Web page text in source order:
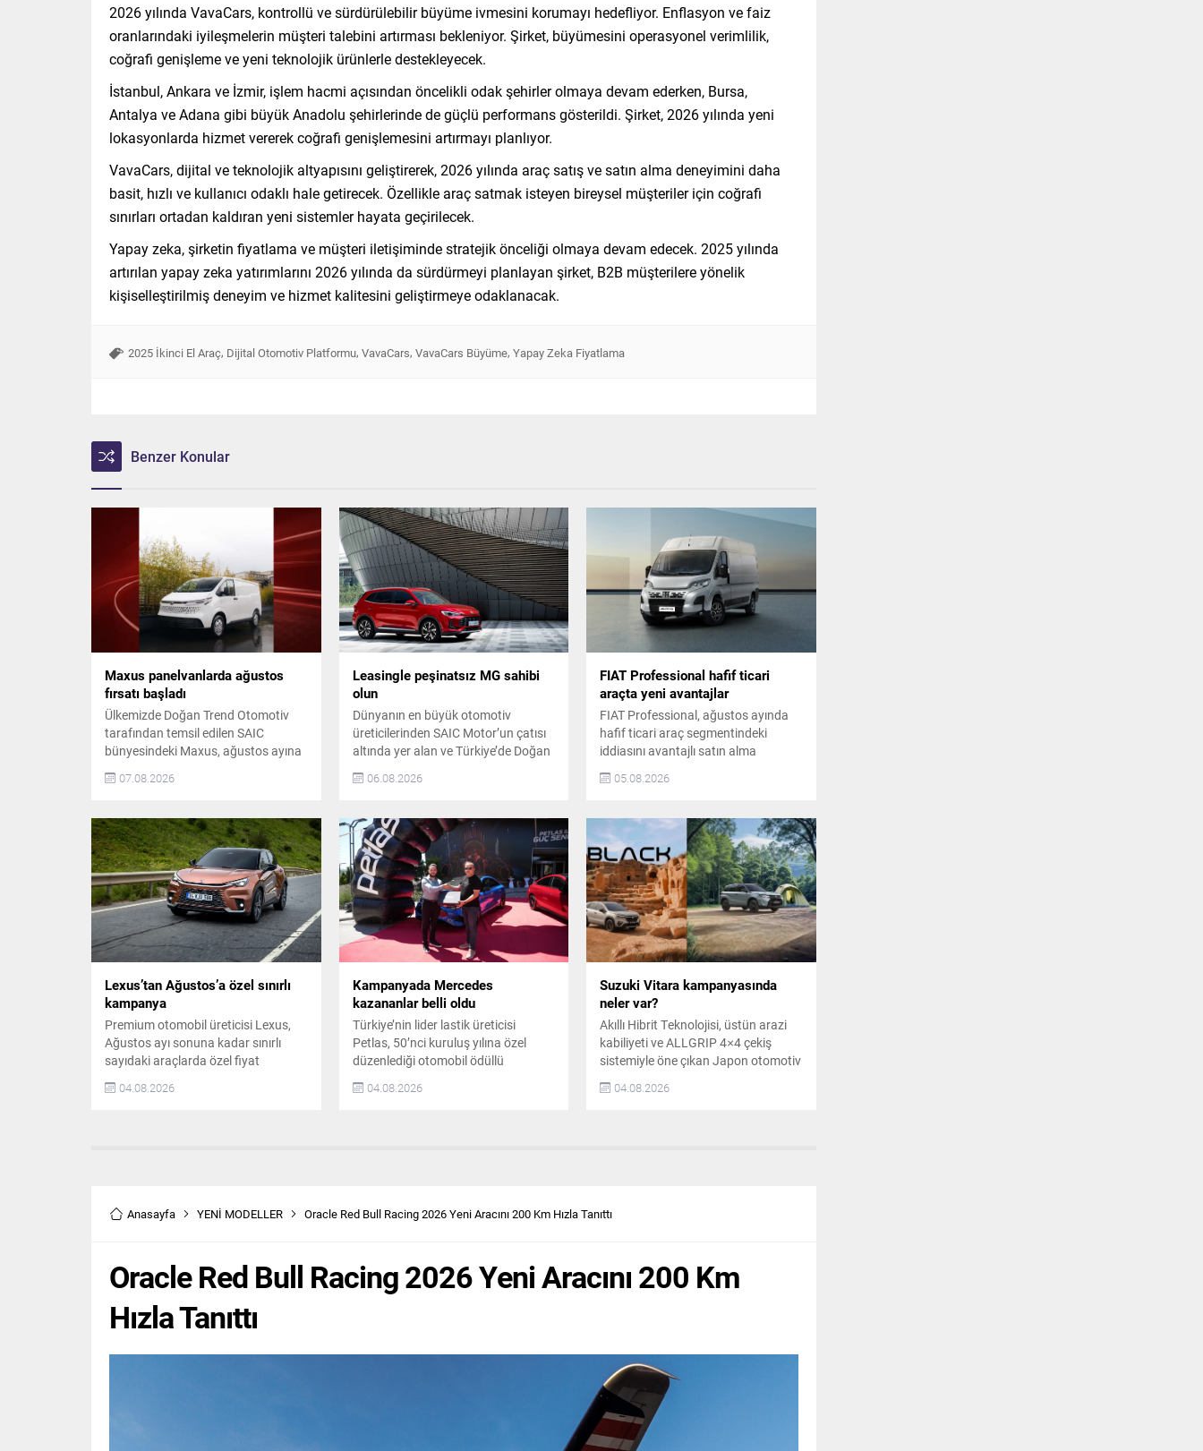
2026 yılında VavaCars, kontrollü ve sürdürülebilir büyüme ivmesini korumayı hedefliyor. Enflasyon ve faiz
oranlarındaki iyileşmelerin müşteri talebini artırması bekleniyor. Şirket, büyümesini operasyonel verimlilik,
coğrafi genişleme ve yeni teknolojik ürünlerle destekleyecek.
İstanbul, Ankara ve İzmir, işlem hacmi açısından öncelikli odak şehirler olmaya devam ederken, Bursa,
Antalya ve Adana gibi büyük Anadolu şehirlerinde de güçlü performans gösterildi. Şirket, 2026 yılında yeni
lokasyonlarda hizmet vererek coğrafi genişlemesini artırmayı planlıyor.
VavaCars, dijital ve teknolojik altyapısını geliştirerek, 2026 yılında araç satış ve satın alma deneyimini daha
basit, hızlı ve kullanıcı odaklı hale getirecek. Özellikle araç satmak isteyen bireysel müşteriler için coğrafi
sınırları ortadan kaldıran yeni sistemler hayata geçirilecek.
Yapay zeka, şirketin fiyatlama ve müşteri iletişiminde stratejik önceliği olmaya devam edecek. 2025 yılında
artırılan yapay zeka yatırımlarını 2026 yılında da sürdürmeyi planlayan şirket, B2B müşterilere yönelik
kişiselleştirilmiş deneyim ve hizmet kalitesini geliştirmeye odaklanacak.
2025 İkinci El Araç, Dijital Otomotiv Platformu, VavaCars, VavaCars Büyüme, Yapay Zeka Fiyatlama
Benzer Konular
Maxus panelvanlarda ağustos
fırsatı başladı
Ülkemizde Doğan Trend Otomotiv
tarafından temsil edilen SAIC
bünyesindeki Maxus, ağustos ayına
yüksek verimlilik ve tasarruf
veriyor. Binek araç konforunu hafif
ticari araç özellikleriyle birleştiren
panelvan modelleri için marka,
ağustos ayında benzersiz satış
koşullarını devreye aldı. Kullanıcılar,
ağustos ayı boyunca 500 bin TL...
07.08.2026
Leasingle peşinatsız MG sahibi
olun
Dünyanın en büyük otomotiv
üreticilerinden SAIC Motor’un çatısı
altında yer alan ve Türkiye’de Doğan
edilen MG, ağustos ayına özel
olmak isteyenlere büyük avantajlar
sunuyor. ZS Hybrid+ Luxury modeli,
elektrikli açılabilir panoramik cam
tavan hediyesi ve 2.290.000 TL
takas destekli fiyatıyla öne çıkıyor.
MG,...
06.08.2026
FIAT Professional hafif ticari
araçta yeni avantajlar
FIAT Professional, ağustos ayında
hafif ticari araç segmentindeki
iddiasını avantajlı satın alma
Ulysse, Ducato ve Doblo
kredi seçenekleri veya model bazlı
150 bin TL’ye varan nakit indirim
imkânları sunuluyor. Kampanya
kapsamında müşteriler, geniş ürün
gamındaki modelleri cazip
finansman avantajlarıyla satın
alabiliyor. Scudo...
05.08.2026
Lexus’tan Ağustos’a özel sınırlı
kampanya
Premium otomobil üreticisi Lexus,
Ağustos ayı sonuna kadar sınırlı
sayıdaki araçlarda özel fiyat
avantajları sunuyor. Bu fırsatlar,
premium otomobil sahibi olmak
2025 model yılına ait sınırlı...
04.08.2026
Kampanyada Mercedes
kazananlar belli oldu
Türkiye’nin lider lastik üreticisi
Petlas, 50’nci kuruluş yılına özel
düzenlediği otomobil ödüllü
kampanyayı tamamladı. Ankara’da
gerçekleştirilen teslim töreninde,
Kampanyasında Mercedes’ler
04.08.2026
Suzuki Vitara kampanyasında
neler var?
Akıllı Hibrit Teknolojisi, üstün arazi
kabiliyeti ve ALLGRIP 4×4 çekiş
sistemiyle öne çıkan Japon otomotiv
devi Suzuki, Ağustos ayında
avantajlı kampanyalarını devreye
04.08.2026
Anasayfa YENİ MODELLER Oracle Red Bull Racing 2026 Yeni Aracını 200 Km Hızla Tanıttı
Oracle Red Bull Racing 2026 Yeni Aracını 200 Km
Hızla Tanıttı